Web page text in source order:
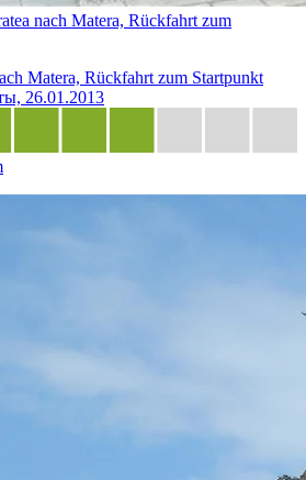
nach Matera, Rückfahrt zum
Matera, Rückfahrt zum Startpunkt
26.01.2013